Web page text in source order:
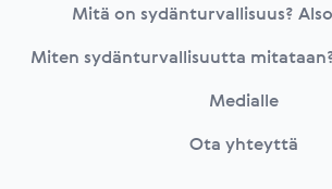
Mitä on sydänturvallisuus?
Miten sydänturvallisuutta
Medialle
Ota yhteyttä